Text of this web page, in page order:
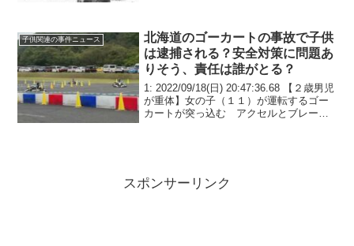
性芸能人の枕営業(枕...
子供関連の事件ニュース
北海道のゴーカートの事故で子供
は逮捕される？安全対策に問題あ
りそう、責任は誰がとる？
1: 2022/09/18(日) 20:47:36.68 【２歳男児
が重体】女の子（１１）が運転するゴー
カートが突っ込む アクセルとブレーキ
スポンサーリンク